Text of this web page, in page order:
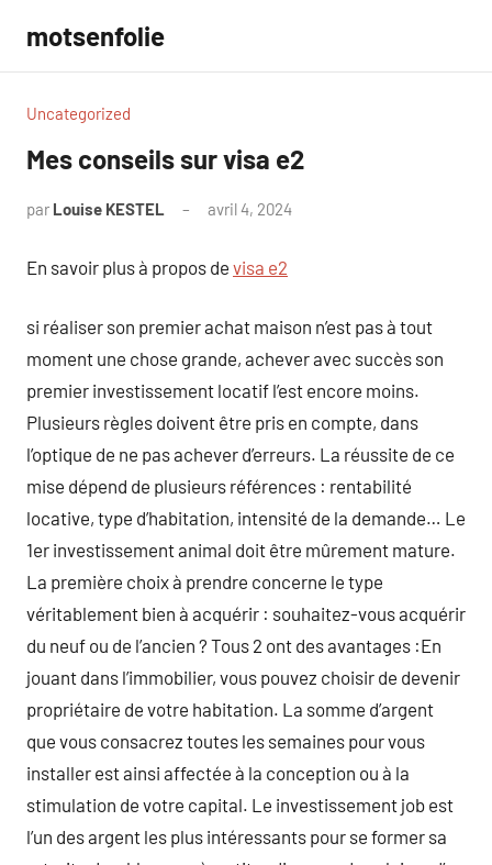
contenu
motsenfolie
Uncategorized
Mes conseils sur visa e2
par Louise KESTEL avril 4, 2024
En savoir plus à propos de visa e2
si réaliser son premier achat maison n’est pas à tout
moment une chose grande, achever avec succès son
premier investissement locatif l’est encore moins.
Plusieurs règles doivent être pris en compte, dans
l’optique de ne pas achever d’erreurs. La réussite de ce
mise dépend de plusieurs références : rentabilité
locative, type d’habitation, intensité de la demande… Le
1er investissement animal doit être mûrement mature.
La première choix à prendre concerne le type
véritablement bien à acquérir : souhaitez-vous acquérir
du neuf ou de l’ancien ? Tous 2 ont des avantages :En
jouant dans l’immobilier, vous pouvez choisir de devenir
propriétaire de votre habitation. La somme d’argent
que vous consacrez toutes les semaines pour vous
installer est ainsi affectée à la conception ou à la
stimulation de votre capital. Le investissement job est
l’un des argent les plus intéressants pour se former sa